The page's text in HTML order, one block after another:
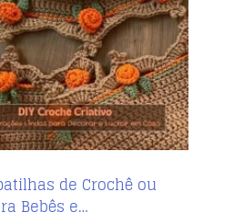
de Crochê ou
Bebês e…